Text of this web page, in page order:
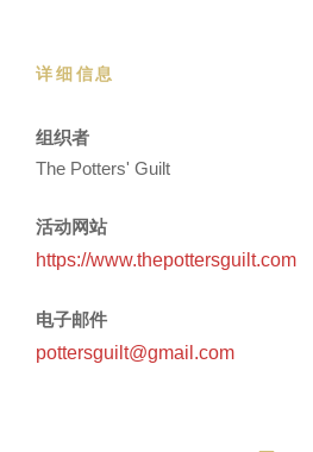
详细信息
组织者
The Potters' Guilt
活动网站
https://www.thepottersguilt.com
电子邮件
pottersguilt@gmail.com